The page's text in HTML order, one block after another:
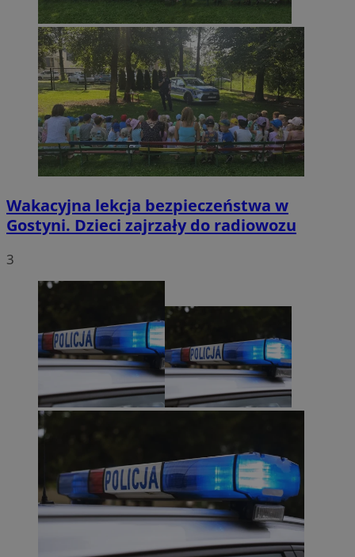
Wakacyjna lekcja bezpieczeństwa w
Gostyni. Dzieci zajrzały do radiowozu
3